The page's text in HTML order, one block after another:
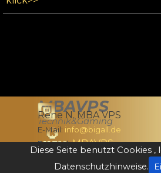
Rene N. MBA VPS
E-Mail: info@bigall.de
Discord: MBAVPS
MBAVPS
Technik&Gaming
Diese Seite benutzt Cookies ,
Datenschutzhinweise.